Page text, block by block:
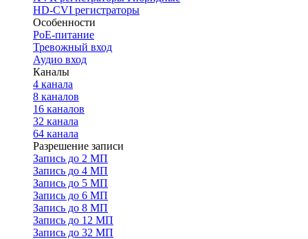
HD-CVI регистраторы
Особенности
PoE-питание
Тревожный вход
Аудио вход
Каналы
4 канала
8 каналов
16 каналов
32 канала
64 канала
Разрешение записи
Запись до 2 МП
Запись до 4 МП
Запись до 5 МП
Запись до 6 МП
Запись до 8 МП
Запись до 12 МП
Запись до 32 МП